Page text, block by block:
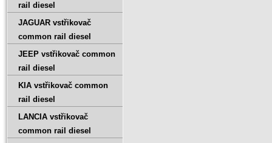
rail diesel
JAGUAR vstřikovač
common rail diesel
JEEP vstřikovač common
rail diesel
KIA vstřikovač common
rail diesel
LANCIA vstřikovač
common rail diesel